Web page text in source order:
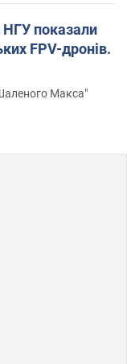
НГУ показали
FPV-дронів.
Макса"